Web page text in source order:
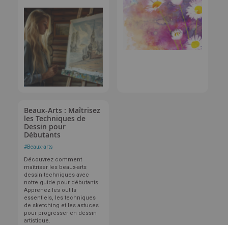
Beaux-Arts : Maîtrisez
les Techniques de
Dessin pour
Débutants
#Beaux-arts
Découvrez comment
maîtriser les beaux-arts
dessin techniques avec
notre guide pour débutants.
Apprenez les outils
essentiels, les techniques
de sketching et les astuces
pour progresser en dessin
artistique.